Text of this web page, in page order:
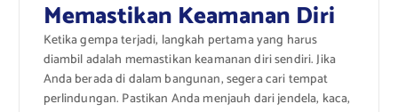
Memastikan Keamanan Diri
Ketika gempa terjadi, langkah pertama yang harus
diambil adalah memastikan keamanan diri sendiri. Jika
Anda berada di dalam bangunan, segera cari tempat
perlindungan. Pastikan Anda menjauh dari jendela, kaca,